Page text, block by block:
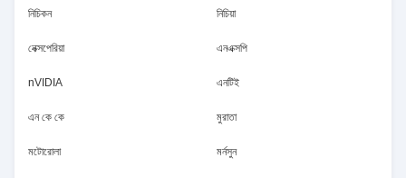
নিচিকন নিচিয়া
নেক্সপেরিয়া এনএক্সপি
nVIDIA এনটিই
এন কে কে মুরাতা
মটোরোলা মর্নসুন